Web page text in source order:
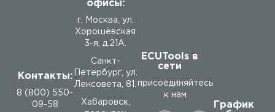
Контакты:
8 (800) 550-
09-58
офисы:
г. Москва, ул.
Хорошёвская
3-я, д.21А.
Санкт-
Петербург, ул.
Ленсовета, 81.
Хабаровск,
ECUTools в
сети
присоединяйтесь
к нам
График